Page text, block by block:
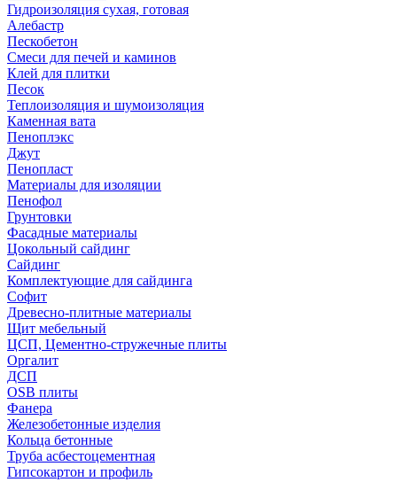
Гидроизоляция сухая, готовая
Алебастр
Пескобетон
Смеси для печей и каминов
Клей для плитки
Песок
Теплоизоляция и шумоизоляция
Каменная вата
Пеноплэкс
Джут
Пенопласт
Материалы для изоляции
Пенофол
Грунтовки
Фасадные материалы
Цокольный сайдинг
Сайдинг
Комплектующие для сайдинга
Софит
Древесно-плитные материалы
Щит мебельный
ЦСП, Цементно-стружечные плиты
Оргалит
ДСП
OSB плиты
Фанера
Железобетонные изделия
Кольца бетонные
Труба асбестоцементная
Гипсокартон и профиль